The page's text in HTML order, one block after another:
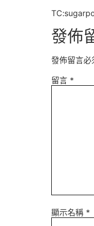
發佈
發佈留言必
留言 *
顯示名稱 *